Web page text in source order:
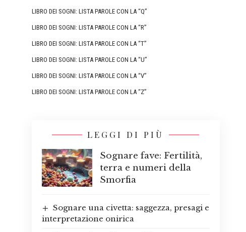
LIBRO DEI SOGNI: LISTA PAROLE CON LA “Q”
LIBRO DEI SOGNI: LISTA PAROLE CON LA “R”
LIBRO DEI SOGNI: LISTA PAROLE CON LA “T”
LIBRO DEI SOGNI: LISTA PAROLE CON LA “U”
LIBRO DEI SOGNI: LISTA PAROLE CON LA “V”
LIBRO DEI SOGNI: LISTA PAROLE CON LA “Z”
LEGGI DI PIÙ
Sognare fave: Fertilità,
terra e numeri della
Smorfia
Sognare una civetta: saggezza, presagi e
interpretazione onirica